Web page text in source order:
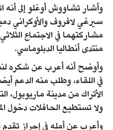
وأشار تشاووش أوغلو إلى أنه
سيرغي لافروف والأوكراني
مشاركتهما في الاجتماع
منتدى أنطاليا الدبلوماسي.
وأوضح أنه أعرب عن شكره
في اللقاء، وطلب منه الدعم
الأتراك من مدينة ماريوبول،
ولا تستطيع الحافلات دخول